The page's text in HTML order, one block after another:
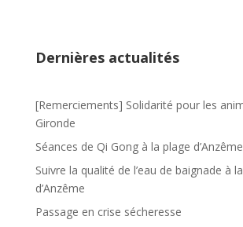
k
Dernières actualités
[Remerciements] Solidarité pour les
Gironde
Séances de Qi Gong à la plage d’Anzême
Suivre la qualité de l’eau de baignade à
d’Anzême
Passage en crise sécheresse